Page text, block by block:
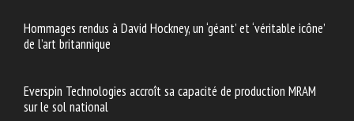
Hommages rendus à David Hockney, un ‘géant’ et ‘véritable icône’
de l’art britannique
Everspin Technologies accroît sa capacité de production MRAM
sur le sol national